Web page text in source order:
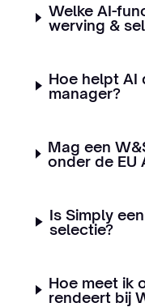
Welke AI-
werving &
Hoe helpt AI
manager?
Mag een
onder de EU
Is Simply
selectie?
Hoe meet ik
rendeert bij